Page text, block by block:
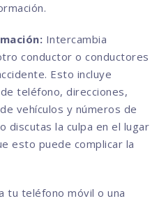
Intercambia
conductor o conductores
Esto incluye
teléfono, direcciones,
vehículos y números de
discutas la culpa en el lugar
esto puede complicar la
tu teléfono móvil o una